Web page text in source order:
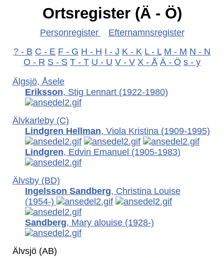
Ortsregister (Ä - Ö)
Personregister
Efternamnsregister
? - B C - E F - G H - H I - J K - K L - L M - M N - N
O - R S - S T - T U - U V - V X - Å Ä - Ö s - y
Älgsjö, Åsele
Eriksson, Stig Lennart (1922-1980)
Älvkarleby (C)
Lindgren Hellman, Viola Kristina (1909-1995)
Lindgren, Edvin Emanuel (1905-1983)
Älvsby (BD)
Ingelsson Sandberg, Christina Louise
(1954-)
Sandberg, Mary alouise (1928-)
Älvsjö (AB)